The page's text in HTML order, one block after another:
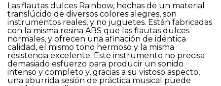
Las flautas dulces Rainbow, hechas de un material
translúcido de diversos colores alegres, son
instrumentos reales, y no juguetes. Están fabricadas
con la misma resina ABS que las flautas dulces
normales, y ofrecen una afinación de idéntica
calidad, el mismo tono hermoso y la misma
resistencia excelente. Este instrumento no precisa
demasiado esfuerzo para producir un sonido
intenso y completo y, gracias a su vistoso aspecto,
una aburrida sesión de práctica musical puede